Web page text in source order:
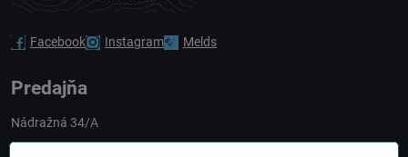
Facebook Instagram Melds
Predajňa
Nádražná 34/A